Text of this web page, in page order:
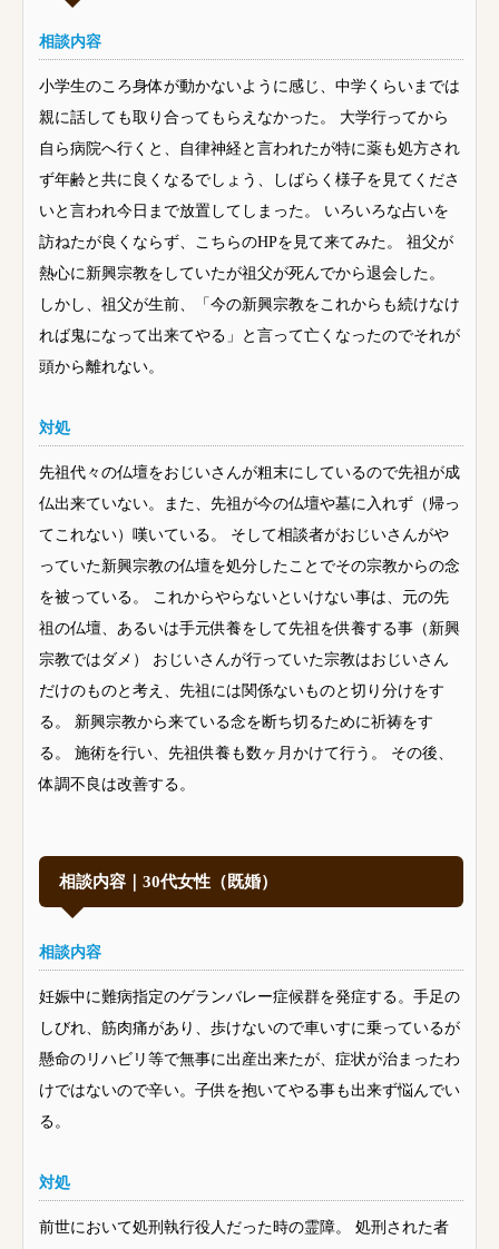
相談内容
小学生のころ身体が動かないように感じ、中学くらいまでは
親に話しても取り合ってもらえなかった。 大学行ってから
自ら病院へ行くと、自律神経と言われたが特に薬も処方され
ず年齢と共に良くなるでしょう、しばらく様子を見てくださ
いと言われ今日まで放置してしまった。 いろいろな占いを
訪ねたが良くならず、こちらのHPを見て来てみた。 祖父が
熱心に新興宗教をしていたが祖父が死んでから退会した。
しかし、祖父が生前、「今の新興宗教をこれからも続けなけ
れば鬼になって出来てやる」と言って亡くなったのでそれが
頭から離れない。
対処
先祖代々の仏壇をおじいさんが粗末にしているので先祖が成
仏出来ていない。また、先祖が今の仏壇や墓に入れず（帰っ
てこれない）嘆いている。 そして相談者がおじいさんがや
っていた新興宗教の仏壇を処分したことでその宗教からの念
を被っている。 これからやらないといけない事は、元の先
祖の仏壇、あるいは手元供養をして先祖を供養する事（新興
宗教ではダメ） おじいさんが行っていた宗教はおじいさん
だけのものと考え、先祖には関係ないものと切り分けをす
る。 新興宗教から来ている念を断ち切るために祈祷をす
る。 施術を行い、先祖供養も数ヶ月かけて行う。 その後、
体調不良は改善する。
相談内容｜30代女性（既婚）
相談内容
妊娠中に難病指定のゲランバレー症候群を発症する。手足の
しびれ、筋肉痛があり、歩けないので車いすに乗っているが
懸命のリハビリ等で無事に出産出来たが、症状が治まったわ
けではないので辛い。子供を抱いてやる事も出来ず悩んでい
る。
対処
前世において処刑執行役人だった時の霊障。 処刑された者